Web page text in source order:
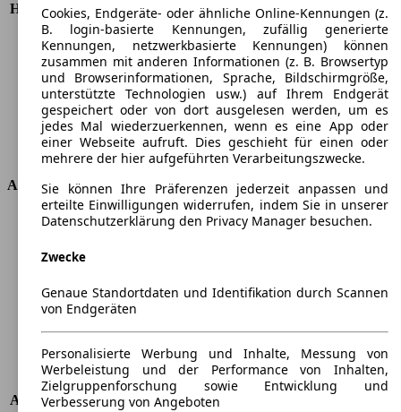
Höchstgeschwindigkeit (km/h) 166 km/h
Anzahl der Gänge
6
Drehmoment
148 nm
Hubraum
1598 ccm
Kraftstoff
Elektro/Benzin
Zylinder
4
Getriebe
Automatik
Antriebsart
Vorderradantrieb
Abmessungen
Länge
4210 mm
Breite
Maximalgewicht
-
Max. Zuladung
Sitze
5
Dachlast
-
Anhängelast (ungebremst) 500 kg
Cookies, Endgeräte- oder ähnliche Online-Kennungen (z.
B. login-basierte Kennungen, zufällig generierte
Kennungen, netzwerkbasierte Kennungen) können
zusammen mit anderen Informationen (z. B. Browsertyp
und Browserinformationen, Sprache, Bildschirmgröße,
unterstützte Technologien usw.) auf Ihrem Endgerät
gespeichert oder von dort ausgelesen werden, um es
jedes Mal wiederzuerkennen, wenn es eine App oder
einer Webseite aufruft. Dies geschieht für einen oder
mehrere der hier aufgeführten Verarbeitungszwecke.
Sie können Ihre Präferenzen jederzeit anpassen und
erteilte Einwilligungen widerrufen, indem Sie in unserer
Datenschutzerklärung den Privacy Manager besuchen.
Zwecke
Genaue Standortdaten und Identifikation durch Scannen
von Endgeräten
Personalisierte Werbung und Inhalte, Messung von
Werbeleistung und der Performance von Inhalten,
Zielgruppenforschung sowie Entwicklung und
Verbesserung von Angeboten